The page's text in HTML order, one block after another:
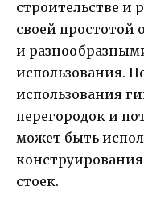
строительстве и
своей простотой
и
использования.
использования
перегородок и
может быть
стоек.